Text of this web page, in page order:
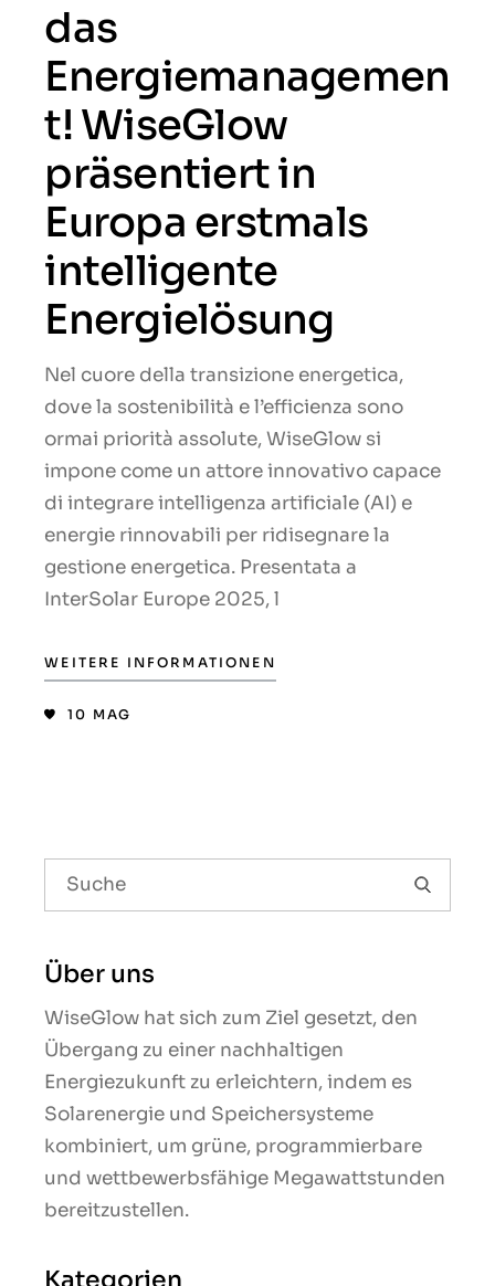
das
Energiemanagemen
t! WiseGlow
präsentiert in
Europa erstmals
intelligente
Energielösung
Nel cuore della transizione energetica,
dove la sostenibilità e l’efficienza sono
ormai priorità assolute, WiseGlow si
impone come un attore innovativo capace
di integrare intelligenza artificiale (AI) e
energie rinnovabili per ridisegnare la
gestione energetica. Presentata a
InterSolar Europe 2025, l
WEITERE INFORMATIONEN
10 MAG
Über uns
WiseGlow hat sich zum Ziel gesetzt, den
Übergang zu einer nachhaltigen
Energiezukunft zu erleichtern, indem es
Solarenergie und Speichersysteme
kombiniert, um grüne, programmierbare
und wettbewerbsfähige Megawattstunden
bereitzustellen.
Kategorien